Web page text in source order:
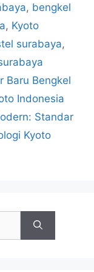
, bengkel
, Kyoto
surabaya,
Baru Bengkel
Indonesia
Standar
Kyoto